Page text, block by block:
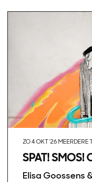
SPAT! SMOS!
Elisa Goossens
ZO 4 OKT '26MEERDERE